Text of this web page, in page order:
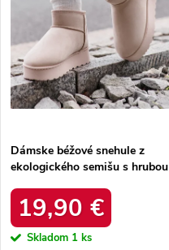
k
t
o
u
k
t
o
Dámske béžové snehule z
ekologického semišu s hrubou
20216-4F LIGHT BEIGE
19,90 €
Skladom 1 ks